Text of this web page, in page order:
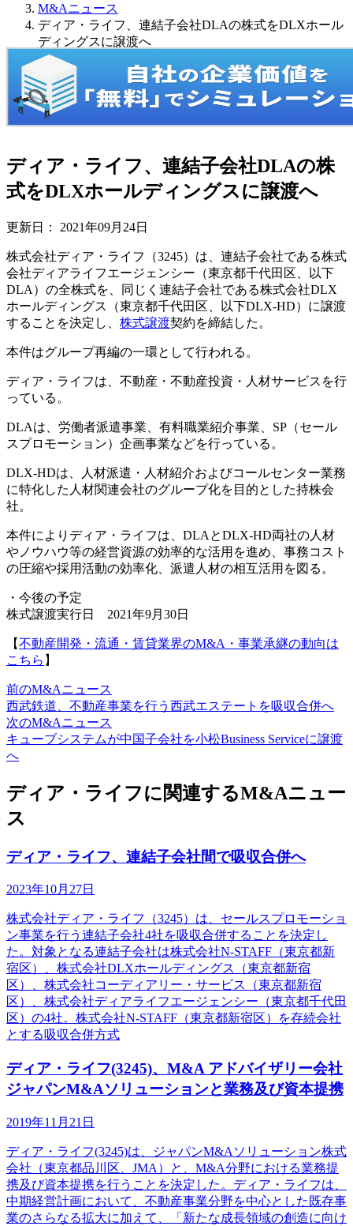
M&Aニュース
ディア・ライフ、連結子会社DLAの株式をDLXホール
ディングスに譲渡へ
ディア・ライフ、連結子会社DLAの株
式をDLXホールディングスに譲渡へ
更新日： 2021年09月24日
株式会社ディア・ライフ（3245）は、連結子会社である株式
会社ディアライフエージェンシー（東京都千代田区、以下
DLA）の全株式を、同じく連結子会社である株式会社DLX
ホールディングス（東京都千代田区、以下DLX-HD）に譲渡
することを決定し、 株式譲渡契約を締結した。
本件はグループ再編の一環として行われる。
ディア・ライフは、不動産・不動産投資・人材サービスを行
っている。
DLAは、労働者派遣事業、有料職業紹介事業、SP（セール
スプロモーション）企画事業などを行っている。
DLX-HDは、人材派遣・人材紹介およびコールセンター業務
に特化した人材関連会社のグループ化を目的とした持株会
社。
本件によりディア・ライフは、DLAとDLX-HD両社の人材
やノウハウ等の経営資源の効率的な活用を進め、事務コスト
の圧縮や採用活動の効率化、派遣人材の相互活用を図る。
・今後の予定
株式譲渡実行日 2021年9月30日
【不動産開発・流通・賃貸業界のM&A・事業承継の動向は
こちら 】
前のM&Aニュース
西武鉄道、不動産事業を行う西武エステートを吸収合併へ
次のM&Aニュース
キューブシステムが中国子会社を小松Business Serviceに譲渡
へ
ディア・ライフに関連するM&Aニュー
ス
ディア・ライフ、連結子会社間で吸収合併へ
2023年10月27日
株式会社ディア・ライフ（3245）は、セールスプロモーショ
ン事業を行う連結子会社4社を吸収合併することを決定し
た。対象となる連結子会社は株式会社N-STAFF（東京都新
宿区）、株式会社DLXホールディングス（東京都新宿
区）、株式会社コーディアリー・サービス（東京都新宿
区）、株式会社ディアライフエージェンシー（東京都千代田
区）の4社。株式会社N-STAFF（東京都新宿区）を存続会社
とする吸収合併方式
ディア・ライフ(3245)、M&A アドバイザリー会社
ジャパンM&Aソリューションと業務及び資本提携
2019年11月21日
ディア・ライフ(3245)は、ジャパンM&Aソリューション株式
会社（東京都品川区、JMA）と、M&A分野における業務提
携及び資本提携を行うことを決定した。ディア・ライフは、
中期経営計画において、不動産事業分野を中心とした既存事
業のさらなる拡大に加えて、「新たな成長領域の創造に向け